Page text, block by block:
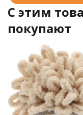
C этим
покупают